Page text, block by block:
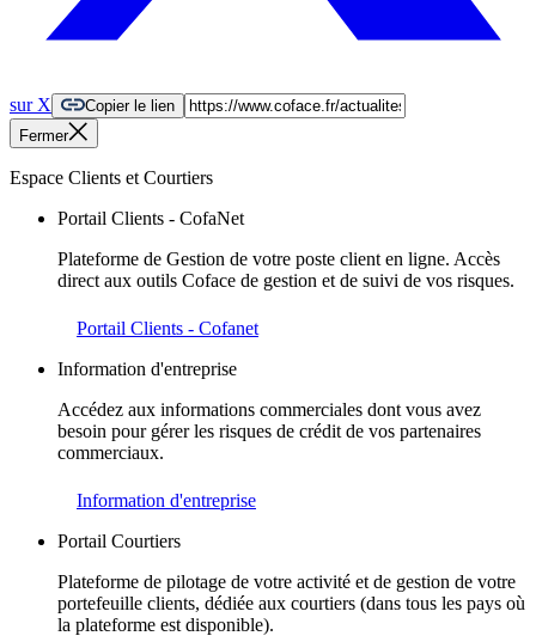
sur X
Copier le lien
Fermer
Espace Clients et Courtiers
Portail Clients - CofaNet
Plateforme de Gestion de votre poste client en ligne. Accès
direct aux outils Coface de gestion et de suivi de vos risques.
Portail Clients - Cofanet
Information d'entreprise
Accédez aux informations commerciales dont vous avez
besoin pour gérer les risques de crédit de vos partenaires
commerciaux.
Information d'entreprise
Portail Courtiers
Plateforme de pilotage de votre activité et de gestion de votre
portefeuille clients, dédiée aux courtiers (dans tous les pays où
la plateforme est disponible).